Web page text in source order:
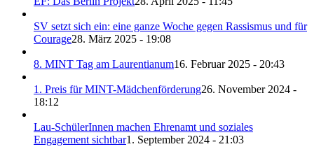
SV setzt sich ein: eine ganze Woche gegen Rassismus und für
Courage28. März 2025 - 19:08
8. MINT Tag am Laurentianum16. Februar 2025 - 20:43
1. Preis für MINT-Mädchenförderung26. November 2024 -
18:12
Lau-SchülerInnen machen Ehrenamt und soziales
Engagement sichtbar1. September 2024 - 21:03